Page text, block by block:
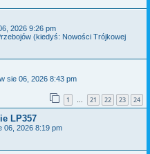
2026 9:26 pm
(kiedyś: Nowości Trójkowej
sie 06, 2026 8:43 pm
1 … 21 22 23 24
LP357
06, 2026 8:19 pm